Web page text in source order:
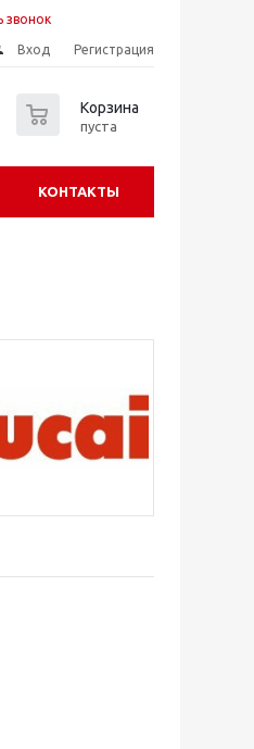
звонок
Вход Регистрация
Корзина
пуста
КОНТАКТЫ